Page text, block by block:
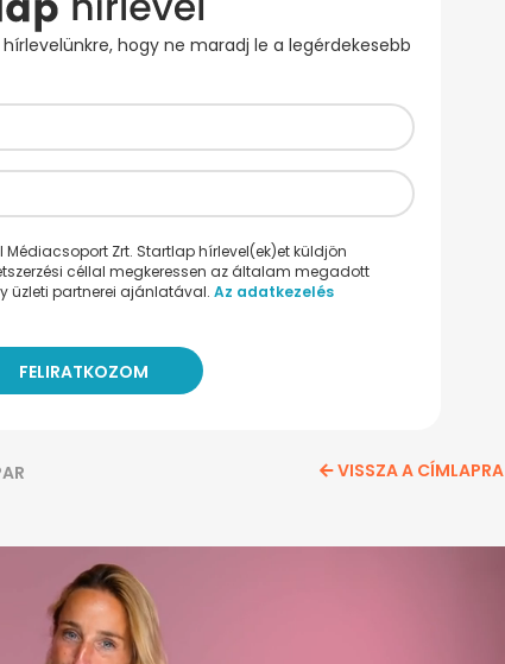
hogy ne maradj le a legérdekesebb
Zrt. Startlap hírlevel(ek)et küldjön
céllal megkeressen az általam megadott
üzleti partnerei ajánlatával. Az adatkezelés
VISSZA A CÍMLAPRA